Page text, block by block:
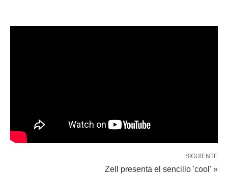
SIGUIENTE
Zell presenta el sencillo 'cool' »